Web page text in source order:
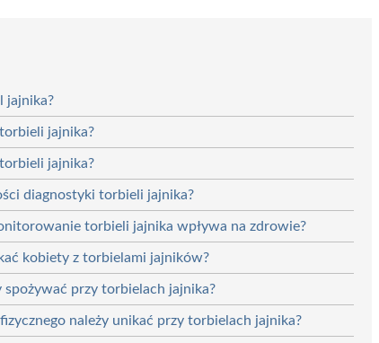
jajnika?
jajnika?
jajnika?
diagnostyki torbieli jajnika?
torbieli jajnika wpływa na zdrowie?
kobiety z torbielami jajników?
spożywać przy torbielach jajnika?
należy unikać przy torbielach jajnika?